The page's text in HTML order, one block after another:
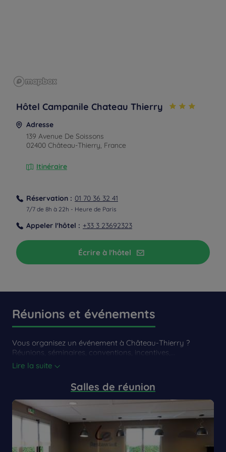
Hôtel Campanile Chateau Thierry
Adresse
139 Avenue De Soissons
02400 Château-Thierry, France
Itinéraire
Réservation : 01 70 36 32 41
7/7 de 8h à 22h - Heure de Paris
Appeler l'hôtel : +33 3 23692323
Écrire à l'hôtel
Réunions et événements
Vous organisez un événement à Château-Thierry ?
Réunions, séminaires, conventions, incentives,...
Lire la suite
Salles de réunion